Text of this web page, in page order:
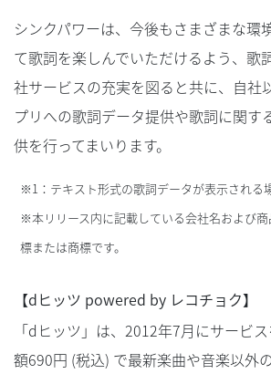
シンクパワーは、今後もさまざまな環
て歌詞を楽しんでいただけるよう、歌
社サービスの充実を図ると共に、自社
プリへの歌詞データ提供や歌詞に関す
供を行ってまいります。
※1：テキスト形式の歌詞データが表示される
※本リリース内に記載している会社名および
標または商標です。
【dヒッツ powered by レコチョク】
「dヒッツ」は、2012年7月にサービ
額690円 (税込) で最新楽曲や音楽以外